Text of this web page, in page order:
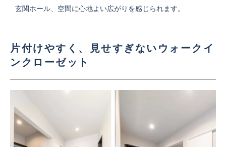
玄関ホール、空間に心地よい広がりを感じられます。
片付けやすく、見せすぎないウォークイ
ンクローゼット